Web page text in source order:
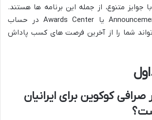
متنوع، از جمله این برنامه ها هستند.
پیگیری بخش Announcements یا Awards Center در حساب
شما را از آخرین فرصت های کسب پاداش
صرافی کوکوین برای ایرانیان